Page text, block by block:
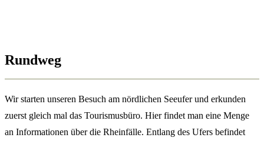
Rundweg
Wir starten unseren Besuch am nördlichen Seeufer und erkunden
zuerst gleich mal das Tourismusbüro. Hier findet man eine Menge
an Informationen über die Rheinfälle. Entlang des Ufers befindet